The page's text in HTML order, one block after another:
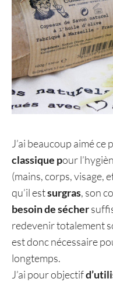
J’ai beaucoup aimé ce
classique pour
(mains, corps, visage,
qu’il estsurgras, son
besoin de sécher
redevenir totalement
est donc nécessaire
longtemps.
J’ai pour objectif